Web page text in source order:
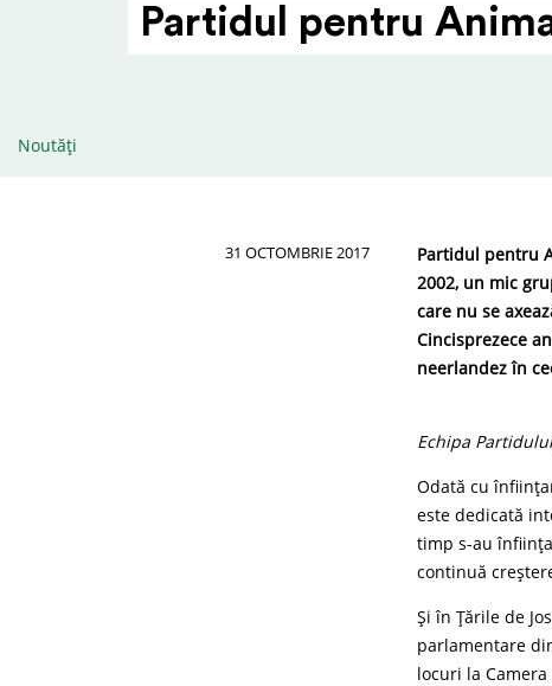
Partidul pentru
Noutăți
31 OCTOMBRIE 2017
Partidul pentru
2002, un mic
care nu se
Cincisprezece
neerlandez în
Echipa
Odată cu
este dedicată
timp s-au
continuă
Și în Țările de
parlamentare
locuri la